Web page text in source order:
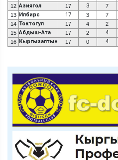
12 Азиягол 17 3 7
13 Илбирс 17 3 7
14 Токтогул 17 4 2
15 Абдыш-Ата 17 2 4
16 Кыргызалтын 17 0 4